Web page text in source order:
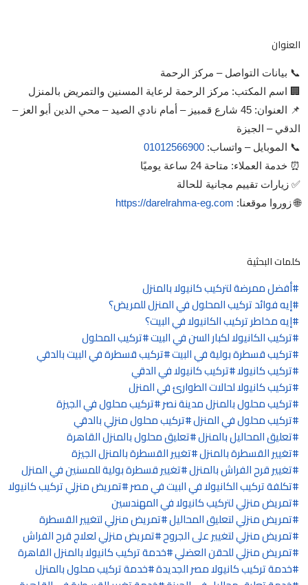
العنوان
📞 بيانات التواصل – مركز الرحمة
🏢 اسم المكتب: مركز الرحمة لرعاية المسنين والتمريض بالمنزل
📌 العنوان: 45 شارع قمبيز – أمام نادي الصيد – محي الدين أبو العز –
الدقي – الجيزة
📞 الموبايل – واتساب:01012566900
⏰ خدمة العملاء: متاحة 24 ساعة يوميًا
✅ زيارات تقييم مجانية للحالة
🌐 زوروا موقعنا: https://darelrahma-eg.com
كلمات البحثية
أفضل ممرضة لتركيب كانيولا بالمنزل
إيه فوائد تركيب المحلول في المنزل للمريض؟
إيه مخاطر تركيب الكانيولا في البيت؟
تركيب الكانيولا لكبار السن في البيت تركيب المحلول
تركيب قسطرة بولية في البيت تركيب قسطرة في البيت بالدقي
تركيب كانيولا تركيب كانيولا في الدقي
تركيب كانيولا لحالات الطوارئ في المنزل
تركيب محلول بالمنزل مدينة نصر تركيب محلول في الجيزة
تركيب محلول في المنزل تركيب محلول منزلي بالدقي
تعليق المحاليل بالمنزل تعليق محلول بالمنزل القاهرة
تغيير القسطرة بالمنزل تغيير القسطرة بالمنزل الجيزة
تغيير قرح الفراش بالمنزل تغيير قسطرة بولية للمسنين في المنزل
تكلفة تركيب الكانيولا في البيت في مصر تمريض منزلي تركيب كانيولا
تمريض منزلي لتركيب كانيولا في المهندسين
تمريض منزلي لتعليق المحاليل تمريض منزلي لتغيير القسطرة
تمريض منزلي لتغيير على الجروح تمريض منزلي لعلاج قرح الفراش
تمريض منزلي للحقن العضلي خدمة تركيب كانيولا بالمنزل القاهرة
خدمة تركيب كانيولا مصر الجديدة خدمة تركيب محلول بالمنزل